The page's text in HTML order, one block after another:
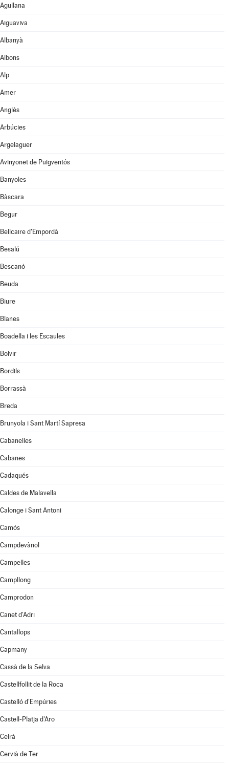
Agullana
Aiguaviva
Albanyà
Albons
Alp
Amer
Anglès
Arbúcies
Argelaguer
Avinyonet de Puigventós
Banyoles
Bàscara
Begur
Bellcaire d'Empordà
Besalú
Bescanó
Beuda
Biure
Blanes
Boadella i les Escaules
Bolvir
Bordils
Borrassà
Breda
Brunyola i Sant Martí Sapresa
Cabanelles
Cabanes
Cadaqués
Caldes de Malavella
Calonge i Sant Antoni
Camós
Campdevànol
Campelles
Campllong
Camprodon
Canet d'Adri
Cantallops
Capmany
Cassà de la Selva
Castellfollit de la Roca
Castelló d'Empúries
Castell-Platja d'Aro
Celrà
Cervià de Ter